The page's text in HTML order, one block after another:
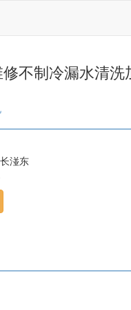
不制冷漏水清洗
湴东